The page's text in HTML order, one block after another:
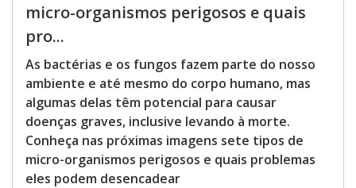
micro-organismos perigosos e quais
pro...
As bactérias e os fungos fazem parte do nosso
ambiente e até mesmo do corpo humano, mas
algumas delas têm potencial para causar
doenças graves, inclusive levando à morte.
Conheça nas próximas imagens sete tipos de
micro-organismos perigosos e quais problemas
eles podem desencadear